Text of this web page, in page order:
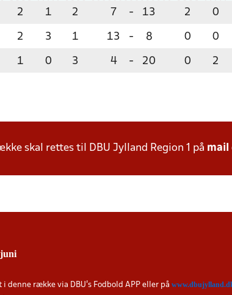
2 1 2 7 - 13 2 0
2 3 1 13 - 8 0 0
1 0 3 4 - 20 0 2
skal rettes til DBU Jylland Region 1 på mail
juni
denne række via DBU's Fodbold APP eller på